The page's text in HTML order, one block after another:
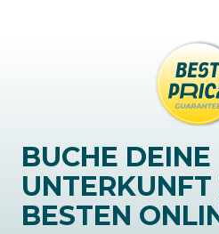
BUCHE DEINE
BESTEN